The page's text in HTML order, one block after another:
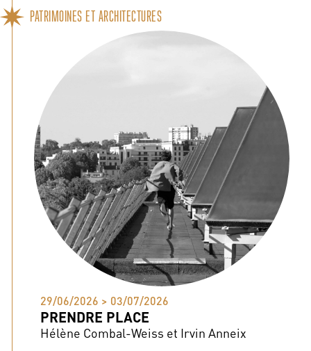
PATRIMOINES ET ARCHITECTURES
29/06/2026 > 03/07/2026
PRENDRE PLACE
Hélène Combal-Weiss et Irvin Anneix